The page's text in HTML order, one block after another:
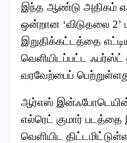
இந்த ஆண்டு அதிகம்
ஒன்றான ‘விடுதலை 2’
இறுதிக்கட்டத்தை
வெளியிடப்பட்ட ஃபர்ஸ்ட்
வரவேற்பைப்
ஆர்எஸ்
எல்ரெட் குமார்
வெளியிட